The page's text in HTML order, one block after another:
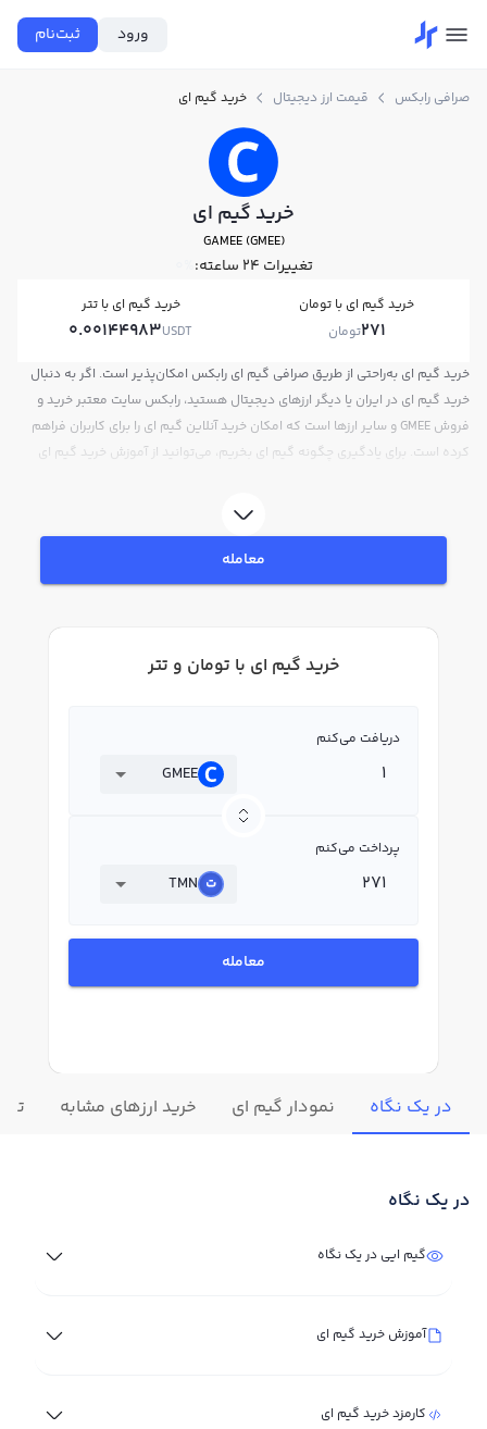
ورود ثبت‌نام
صرافی رابکس قیمت ارز دیجیتال خرید گیم ای
خرید گیم ای
GAMEE (GMEE)
تغییرات ۲۴ ساعته: 0%
خرید گیم ای با تومان
271تومان
خرید گیم ای با تتر
0.00144983USDT
خرید گیم ای به‌راحتی از طریق صرافی گیم ای رابکس امکان‌پذیر است. اگر به دنبال
خرید گیم ای در ایران یا دیگر ارزهای دیجیتال هستید، رابکس سایت معتبر خرید و
فروش GMEE و سایر ارزها است که امکان خرید آنلاین گیم ای را برای کاربران فراهم
کرده است. برای یادگیری چگونه گیم ای بخریم، می‌توانید از آموزش خرید گیم ای
بپردازید. در بازار رابکس، قیمت لحظه‌ای، نمودار و امکانات فروش گیم ای نیز در
دسترس شما قرار دارد تا بتوانید تصمیمات بهتری در معاملات خود بگیرید.
معامله
خرید گیم ای با تومان و تتر
دریافت می‌کنم
GMEE
پرداخت می‌کنم
TMN
معامله
در یک نگاه نمودار گیم ای خرید ارزهای مشابه
در یک نگاه
گیم ایی در یک نگاه
آموزش خرید گیم ای
کارمزد خرید گیم ای